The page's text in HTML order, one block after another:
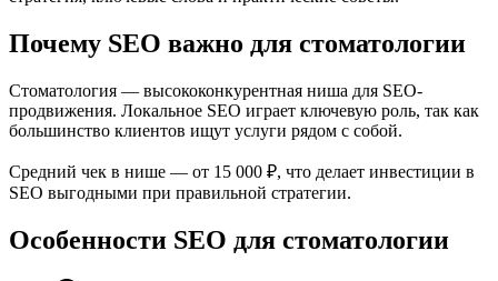
Почему SEO важно для стоматологии
Стоматология — высококонкурентная ниша для SEO-
продвижения. Локальное SEO играет ключевую роль, так как
большинство клиентов ищут услуги рядом с собой.
Средний чек в нише — от 15 000 ₽, что делает инвестиции в
SEO выгодными при правильной стратегии.
Особенности SEO для стоматологии